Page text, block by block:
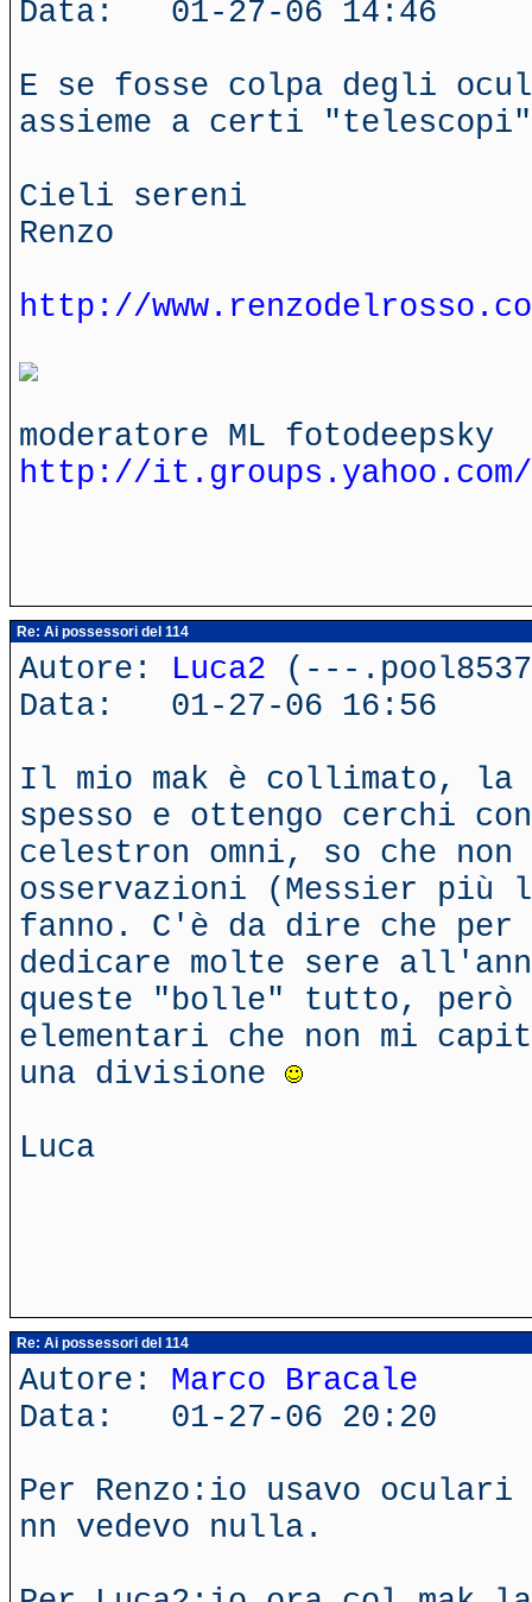
Data: 01-27-06 14:46
E se fosse colpa degli
assieme a certi
Cieli sereni
Renzo
http://
moderatore ML fotodeepsky
http://it.groups.yahoo.com/
Re: Ai possessori del 114
Autore: Luca2 (---
Data: 01-27-06 16:56
Il mio mak è collimato, la
spesso e ottengo cerchi
celestron omni, so che
osservazioni (Messier
fanno. C'è da dire che per
dedicare molte sere
queste "bolle" tutto,
elementari che non mi
una divisione
Luca
Re: Ai possessori del 114
Autore: Marco Bracale
Data: 01-27-06 20:20
Per Renzo:io usavo
nn vedevo nulla.